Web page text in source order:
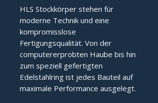
HLS Stockkörper stehen für
moderne Technik und eine
kompromisslose
Fertigungsqualität. Von der
computererprobten Haube bis hin
zum speziell gefertigten
Edelstahlring ist jedes Bauteil auf
maximale Performance ausgelegt.